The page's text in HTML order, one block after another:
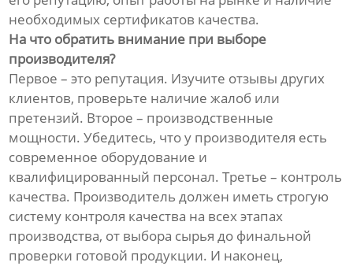
необходимых сертификатов качества.
На что обратить внимание при выборе
производителя?
Первое – это репутация. Изучите отзывы других
клиентов, проверьте наличие жалоб или
претензий. Второе – производственные
мощности. Убедитесь, что у производителя есть
современное оборудование и
квалифицированный персонал. Третье – контроль
качества. Производитель должен иметь строгую
систему контроля качества на всех этапах
производства, от выбора сырья до финальной
проверки готовой продукции. И наконец,